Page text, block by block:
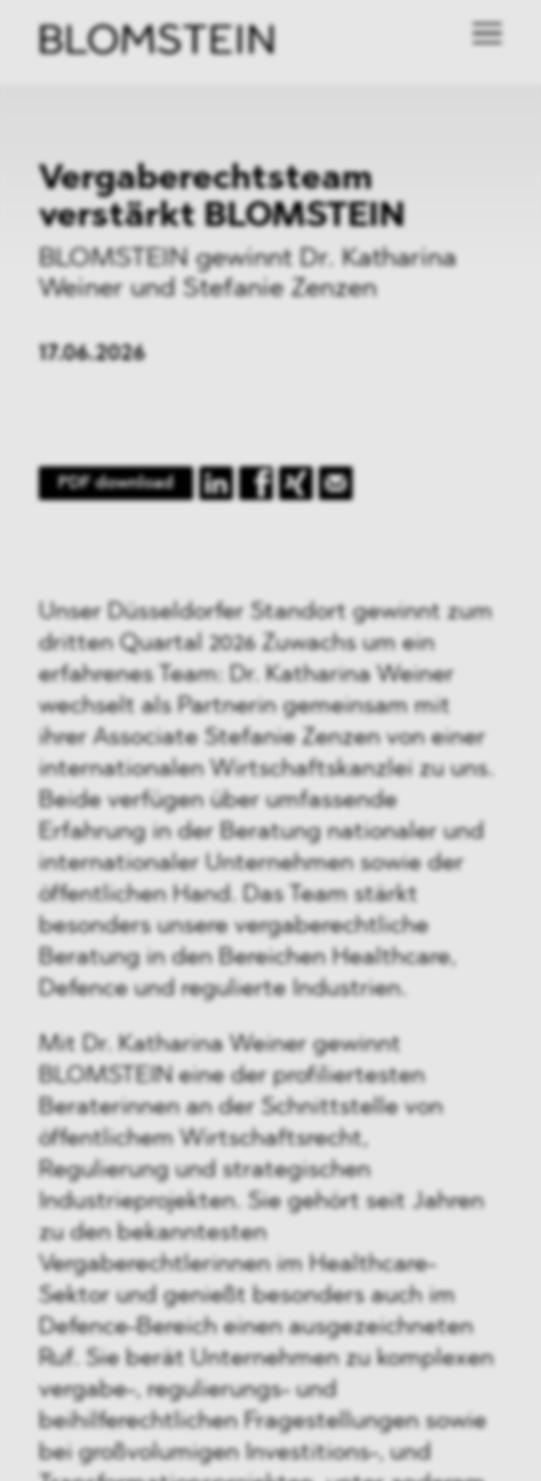
Vergaberechtsteam
verstärkt BLOMSTEIN
BLOMSTEIN gewinnt Dr. Katharina
Weiner und Stefanie Zenzen
17.06.2026
PDF download
Unser Düsseldorfer Standort gewinnt zum
dritten Quartal 2026 Zuwachs um ein
erfahrenes Team: Dr. Katharina Weiner
wechselt als Partnerin gemeinsam mit
ihrer Associate Stefanie Zenzen von einer
internationalen Wirtschaftskanzlei zu uns.
Beide verfügen über umfassende
Erfahrung in der Beratung nationaler und
internationaler Unternehmen sowie der
öffentlichen Hand. Das Team stärkt
besonders unsere vergaberechtliche
Beratung in den Bereichen Healthcare,
Defence und regulierte Industrien.
Mit Dr. Katharina Weiner gewinnt
BLOMSTEIN eine der profiliertesten
Beraterinnen an der Schnittstelle von
öffentlichem Wirtschaftsrecht,
Regulierung und strategischen
Industrieprojekten. Sie gehört seit Jahren
zu den bekanntesten
Vergaberechtlerinnen im Healthcare-
Sektor und genießt besonders auch im
Defence-Bereich einen ausgezeichneten
Ruf. Sie berät Unternehmen zu komplexen
vergabe-, regulierungs- und
beihilferechtlichen Fragestellungen sowie
bei großvolumigen Investitions-, und